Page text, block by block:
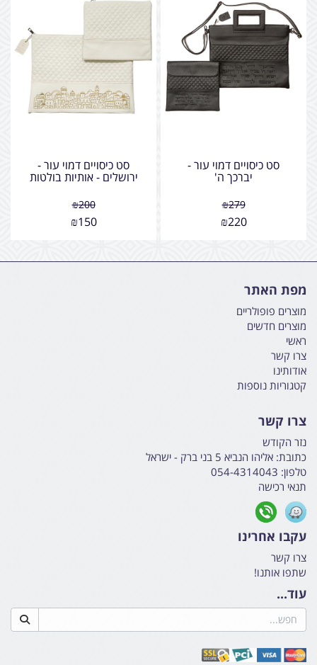
סט כיסויים דמוי עור -
יברכך ה'
₪279
₪220
סט כיסויים דמוי עור -
ירושלים - אותיות בולטות
₪200
₪150
מפת האתר
מוצרים פופולריים
מוצרים חדשים
ראשי
צרו קשר
אודותינו
קטגוריות נוספות
צרו קשר
נזר הקודש
כתובת: אליהו הנביא 5 בני ברק - ישראל
טלפון: 054-4314043
תנאי רכישה
עקבו אחרינו
צרו קשר
שתפו אותנו!
עוד...